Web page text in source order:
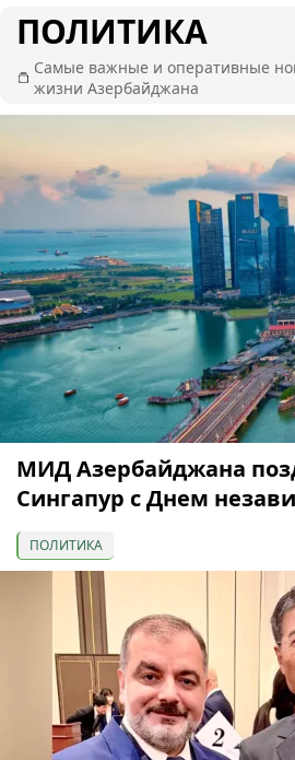
ПОЛИТИКА
Самые важные и оперативные
жизни Азербайджана
МИД Азербайджана
Сингапур с Днем
ПОЛИТИКА